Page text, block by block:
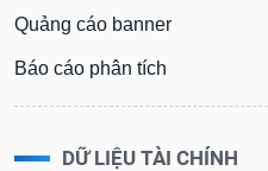
Quảng cáo banner
Báo cáo phân tích
DỮ LIỆU TÀI CHÍNH